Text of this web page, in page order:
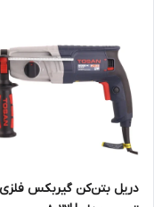
دریل بتن‌کن گیربکس فلزی